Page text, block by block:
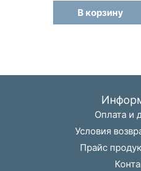
В корзину
Оплата и
Условия
Прайс